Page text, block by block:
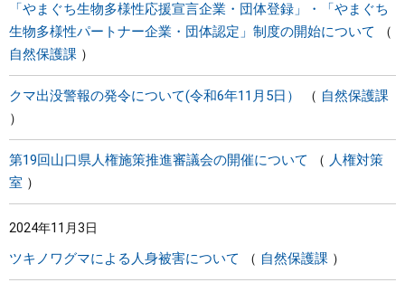
「やまぐち生物多様性応援宣言企業・団体登録」・「やまぐち
生物多様性パートナー企業・団体認定」制度の開始について
自然保護課
クマ出没警報の発令について(令和6年11月5日） 自然保護課
第19回山口県人権施策推進審議会の開催について
人権対策
室
2024年11月3日
ツキノワグマによる人身被害について 自然保護課